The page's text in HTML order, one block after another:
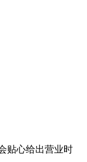
贴心给出营业时